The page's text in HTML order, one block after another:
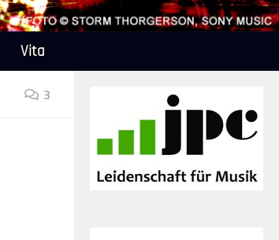
Vita
3